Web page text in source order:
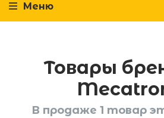
Меню
Товары
В продаже 1 товар